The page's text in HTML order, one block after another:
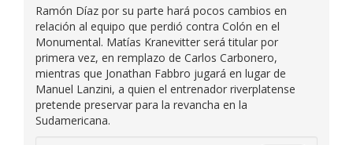
Ramón Díaz por su parte hará pocos cambios en
relación al equipo que perdió contra Colón en el
Monumental. Matías Kranevitter será titular por
primera vez, en remplazo de Carlos Carbonero,
mientras que Jonathan Fabbro jugará en lugar de
Manuel Lanzini, a quien el entrenador riverplatense
pretende preservar para la revancha en la
Sudamericana.